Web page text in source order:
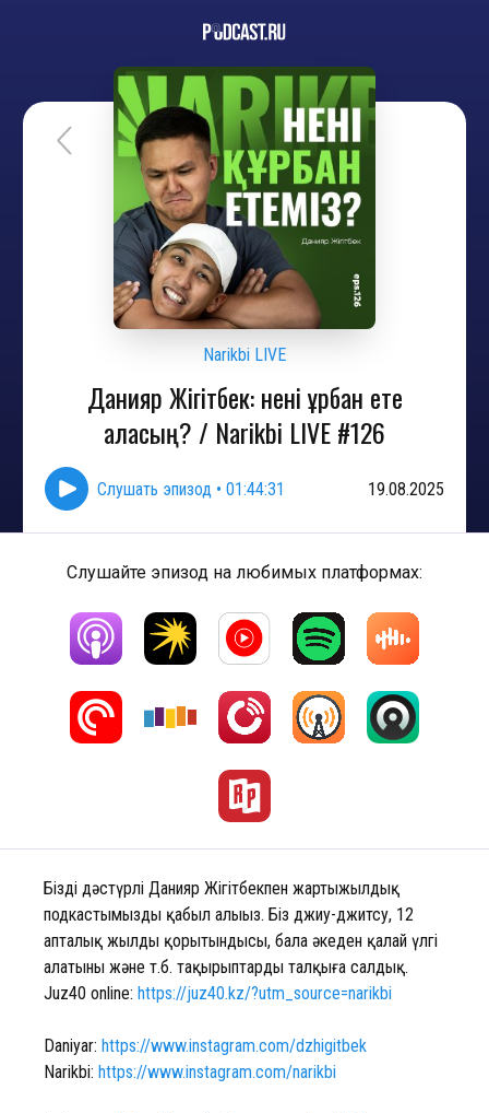
Narikbi LIVE
Данияр Жігітбек: нені құрбан ете
аласың? / Narikbi LIVE #126
Слушать эпизод • 01:44:31 19.08.2025
Слушайте эпизод на любимых платформах:
Біздің дәстүрлі Данияр Жігітбекпен жартыжылдық
подкастымызды қабыл алыңыз. Біз джиу-джитсу, 12
апталық жылдың қорытындысы, бала әкеден қалай үлгі
алатыны және т.б. тақырыптарды талқыға салдық.
Juz40 online: https://juz40.kz/?utm_source=narikbi
Daniyar: https://www.instagram.com/dzhigitbek
Narikbi: https://www.instagram.com/narikbi